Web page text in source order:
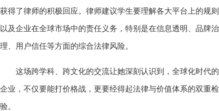
获得了律师的积极回应。律师建议学生要理解各大平台上的规则
以及企业在全球市场中的责任义务，特别是在信息透明、品牌治
理、用户信任等方面的综合法律风险。
这场跨学科、跨文化的交流让她深刻认识到，全球化时代的
企业，不仅要能打价格战，更要经得起法律与价值体系的双重检
验。